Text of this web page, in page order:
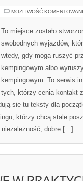
MOŻLIWOŚĆ
To miejsce zostało
swobodnych wyjazdów,
wtedy, gdy mogą ruszyć
kempingowym albo
kempingowym. To serwis
tych, którzy cenią kontakt
się tu teksty dla
którzy chcą stale
niezależność, dobre […]